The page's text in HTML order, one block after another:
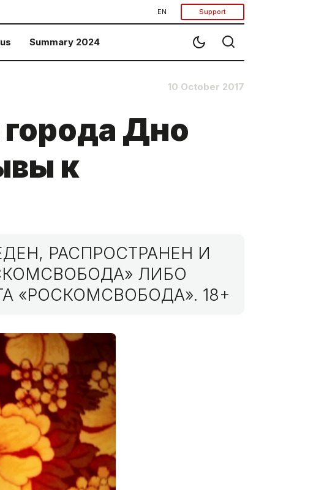
EN Support
Summary 2024
10 October 2017
Дно
к
РАСПРОСТРАНЕН И
ЛИБО
«РОСКОМСВОБОДА». 18+